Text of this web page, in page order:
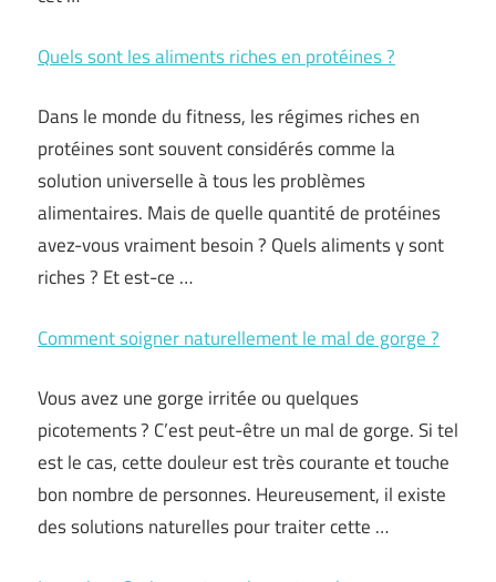
Quels sont les aliments riches en protéines ?
Dans le monde du fitness, les régimes riches en
protéines sont souvent considérés comme la
solution universelle à tous les problèmes
alimentaires. Mais de quelle quantité de protéines
avez-vous vraiment besoin ? Quels aliments y sont
riches ? Et est-ce …
Comment soigner naturellement le mal de gorge ?
Vous avez une gorge irritée ou quelques
picotements ? C’est peut-être un mal de gorge. Si tel
est le cas, cette douleur est très courante et touche
bon nombre de personnes. Heureusement, il existe
des solutions naturelles pour traiter cette …